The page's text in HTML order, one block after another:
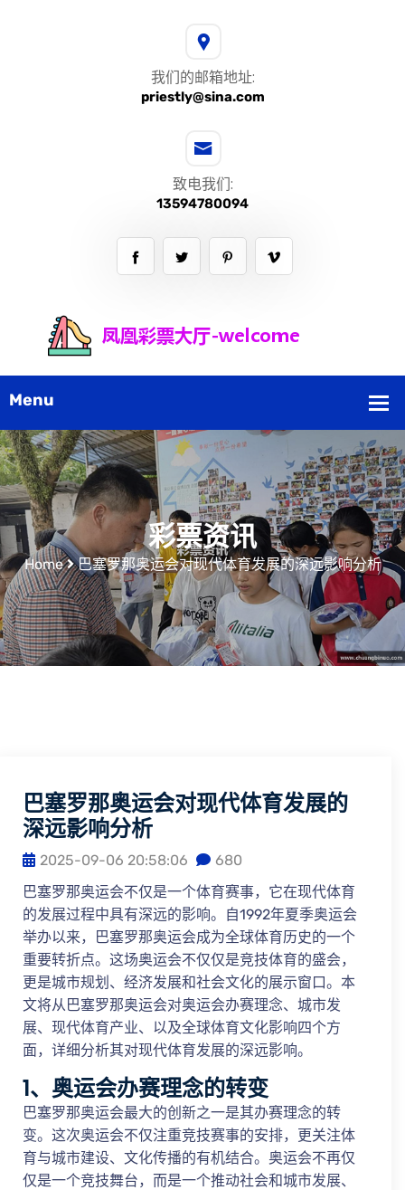
我们的邮箱地址:
priestly@sina.com
致电我们:
13594780094
彩票资讯
Home 巴塞罗那奥运会对现代体育发展的深远影响分析
巴塞罗那奥运会对现代体育发展的
深远影响分析
2025-09-06 20:58:06
680
巴塞罗那奥运会不仅是一个体育赛事，它在现代体育
的发展过程中具有深远的影响。自1992年夏季奥运会
举办以来，巴塞罗那奥运会成为全球体育历史的一个
重要转折点。这场奥运会不仅仅是竞技体育的盛会，
更是城市规划、经济发展和社会文化的展示窗口。本
文将从巴塞罗那奥运会对奥运会办赛理念、城市发
展、现代体育产业、以及全球体育文化影响四个方
面，详细分析其对现代体育发展的深远影响。
1、奥运会办赛理念的转变
巴塞罗那奥运会最大的创新之一是其办赛理念的转
变。这次奥运会不仅注重竞技赛事的安排，更关注体
育与城市建设、文化传播的有机结合。奥运会不再仅
仅是一个竞技舞台，而是一个推动社会和城市发展、